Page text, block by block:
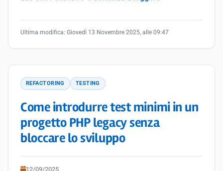
Ultima modifica: Giovedì 13 Novembre 2025, alle 09:47
REFACTORING TESTING
Come introdurre test minimi in un
progetto PHP legacy senza
bloccare lo sviluppo
12/09/2025